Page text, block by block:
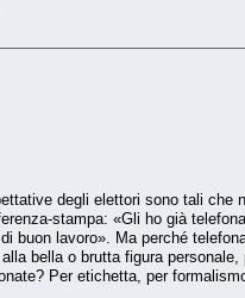
degli elettori sono tali
stampa: «Gli ho già
buon lavoro». Ma perché
bella o brutta figura
Per etichetta, per